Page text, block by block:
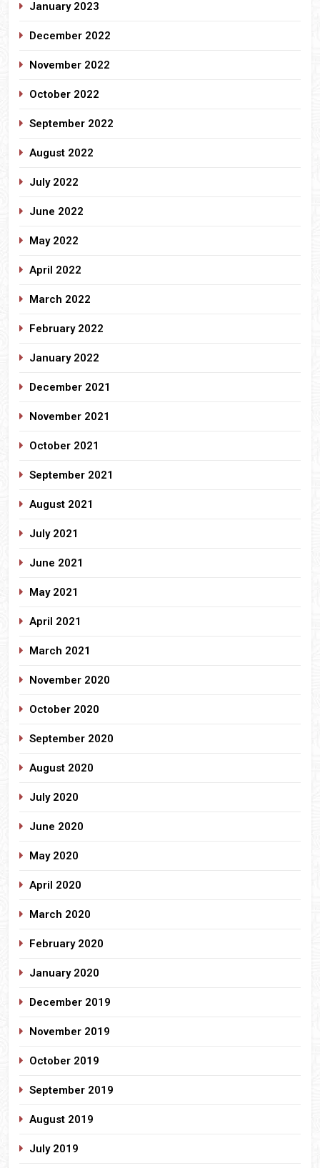
January 2023
December 2022
November 2022
October 2022
September 2022
August 2022
July 2022
June 2022
May 2022
April 2022
March 2022
February 2022
January 2022
December 2021
November 2021
October 2021
September 2021
August 2021
July 2021
June 2021
May 2021
April 2021
March 2021
November 2020
October 2020
September 2020
August 2020
July 2020
June 2020
May 2020
April 2020
March 2020
February 2020
January 2020
December 2019
November 2019
October 2019
September 2019
August 2019
July 2019